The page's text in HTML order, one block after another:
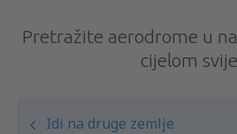
Pretražite aerodrome u
cijelom
Idi na druge zemlje